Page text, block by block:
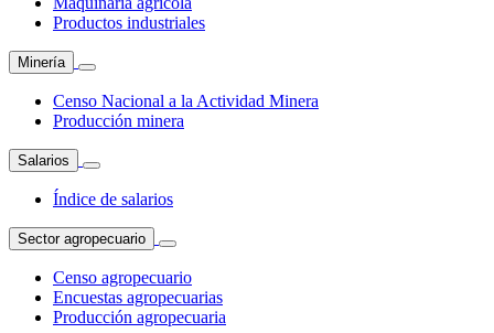
Productos industriales
Minería
Censo Nacional a la Actividad Minera
Producción minera
Salarios
Índice de salarios
Sector agropecuario
Censo agropecuario
Encuestas agropecuarias
Producción agropecuaria